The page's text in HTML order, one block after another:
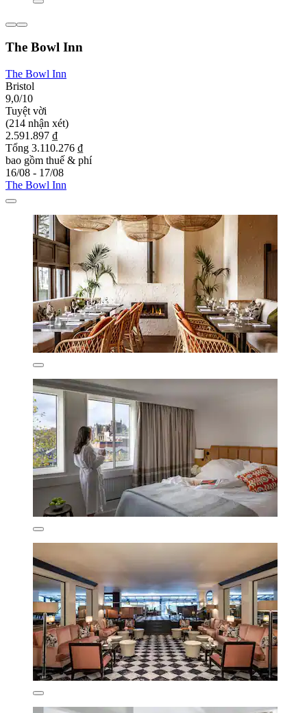
The Bowl Inn
The Bowl Inn
Bristol
9,0/10
Tuyệt vời
(214 nhận xét)
2.591.897 ₫
Tổng 3.110.276 ₫
bao gồm thuế & phí
16/08 - 17/08
The Bowl Inn